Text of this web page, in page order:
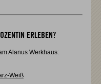
ERLEBEN?
Alanus Werkhaus:
Weiß